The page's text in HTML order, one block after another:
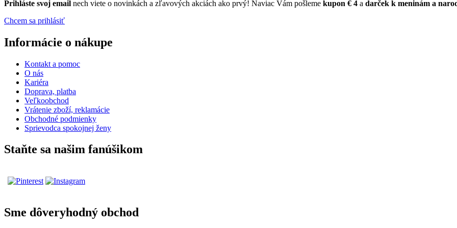
Prihláste svoj email nech viete o novinkách a zľavových akciách ako prvý! Naviac Vám pošleme kupon € 4 a darček k meninám a
Chcem sa prihlásiť
Informácie o nákupe
Kontakt a pomoc
O nás
Kariéra
Doprava, platba
Veľkoobchod
Vrátenie zboží, reklamácie
Obchodné podmienky
Sprievodca spokojnej ženy
Staňte sa našim fanúšikom
Sme dôveryhodný obchod